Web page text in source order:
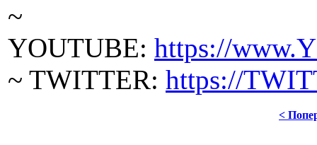
~
YOUTUBE: https://
~ TWITTER: https://
<